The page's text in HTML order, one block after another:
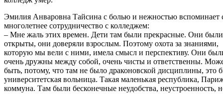
Эмилия Анваровна Тайсина с болью и нежностью вспоминает
многолетнее сотрудничество с колледжем:
– Мне жаль этих времен. Дети там были прекрасные. Они были
открыты, они доверяли взрослым. Поэтому охота за знаниями,
которую мы вели с ними, имела смысл и перспективу. Они
очень дружны между собой, очень чисты и ответственны.
быть, потому, что там не было драконовской дисциплины, это
университетская вольница. Такая маленькая республика,
коммуна. Там были бесконечные неудобства, неустроенность,